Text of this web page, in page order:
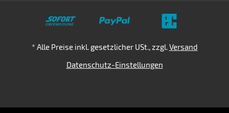
Zahlungsmethoden
* Alle Preise inkl. gesetzlicher USt., zzgl.Versand
Datenschutz-Einstellungen